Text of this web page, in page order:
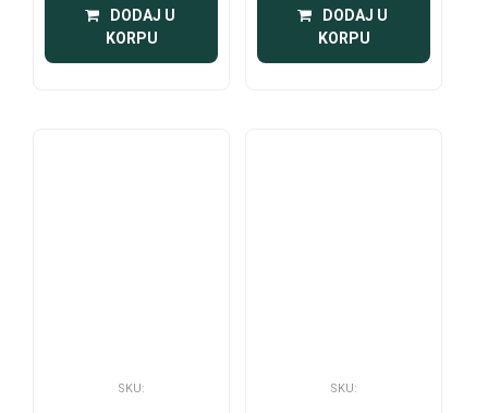
DODAJ U
KORPU
DODAJ U
KORPU
SKU: SKU: